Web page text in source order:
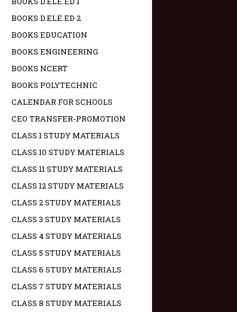
BOOKS D.ELE.ED 2
BOOKS EDUCATION
BOOKS ENGINEERING
BOOKS NCERT
BOOKS POLYTECHNIC
CALENDAR FOR SCHOOLS
CEO TRANSFER-PROMOTION
CLASS 1 STUDY MATERIALS
CLASS 10 STUDY MATERIALS
CLASS 11 STUDY MATERIALS
CLASS 12 STUDY MATERIALS
CLASS 2 STUDY MATERIALS
CLASS 3 STUDY MATERIALS
CLASS 4 STUDY MATERIALS
CLASS 5 STUDY MATERIALS
CLASS 6 STUDY MATERIALS
CLASS 7 STUDY MATERIALS
CLASS 8 STUDY MATERIALS